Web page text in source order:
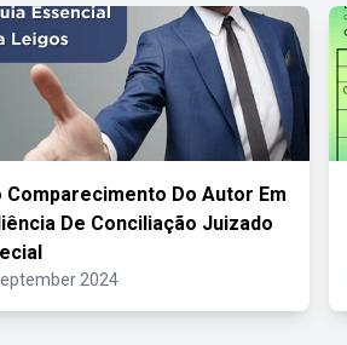
Comparecimento Do Autor Em
De Conciliação Juizado
2024